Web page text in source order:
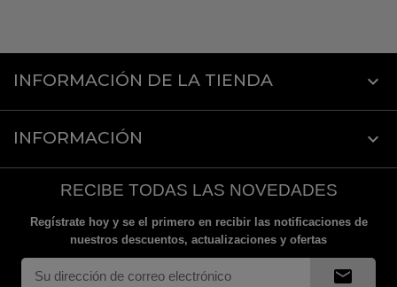
INFORMACIÓN DE LA TIENDA keyboard_arrow_down
INFORMACIÓN 
RECIBE TODAS LAS NOVEDADES
Regístrate hoy y se el primero en recibir las notificaciones de
nuestros descuentos, actualizaciones y ofertas
mail